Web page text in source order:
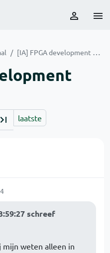
[IA] FPGA development board
laatste
schreef
mijn weten alleen in